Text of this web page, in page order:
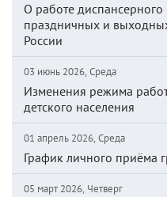
О работе
праздничных и
России
03 июнь 2026, Среда
Изменения режима
детского населения
01 апрель 2026, Среда
График личного приёма
05 март 2026, Четверг